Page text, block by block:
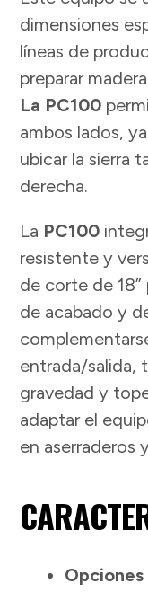
dimensiones
líneas de
preparar
La PC100
ambos lados,
ubicar la sierra
derecha.
La PC100
resistente y
de corte de
de acabado y
entrada/salida,
gravedad y
adaptar el
en aserraderos